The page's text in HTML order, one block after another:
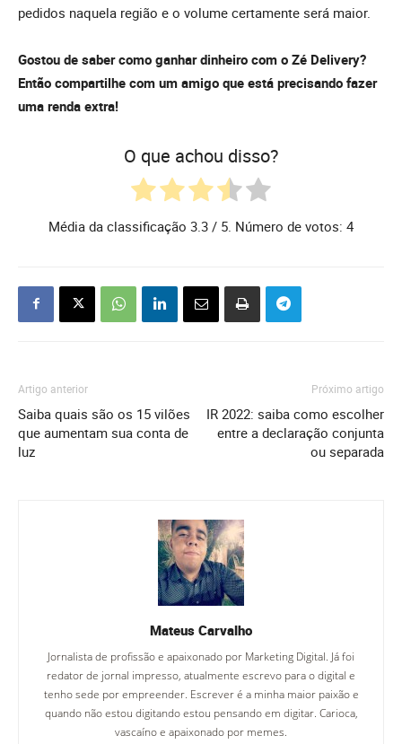
pedidos naquela região e o volume certamente será maior.
Gostou de saber como ganhar dinheiro com o Zé Delivery?
Então compartilhe com um amigo que está precisando fazer
uma renda extra!
O que achou disso?
Média da classificação 3.3 / 5. Número de votos: 4
Artigo anterior
Saiba quais são os 15 vilões
que aumentam sua conta de
luz
Próximo artigo
IR 2022: saiba como escolher
entre a declaração conjunta
ou separada
Mateus Carvalho
Jornalista de profissão e apaixonado por Marketing Digital. Já foi
redator de jornal impresso, atualmente escrevo para o digital e
tenho sede por empreender. Escrever é a minha maior paixão e
quando não estou digitando estou pensando em digitar. Carioca,
vascaíno e apaixonado por memes.